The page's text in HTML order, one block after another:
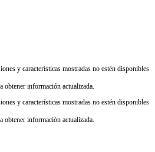
y características mostradas no estén disponibles
información actualizada.
y características mostradas no estén disponibles
información actualizada.